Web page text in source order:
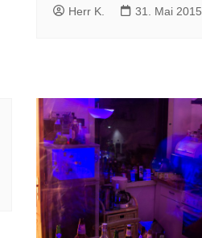
Herr K. 31. Mai 2015